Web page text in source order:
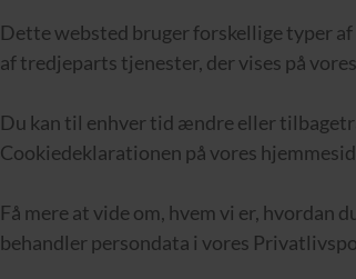
Dette websted bruger forskellige typer
af tredjeparts tjenester, der vises på
Du kan til enhver tid ændre eller
Cookiedeklarationen på vores
Få mere at vide om, hvem vi er, hvordan
behandler persondata i vores